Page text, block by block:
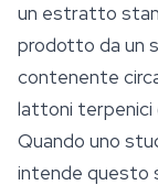
un estratto
prodotto da un
contenente
lattoni terpenici
Quando uno
intende questo